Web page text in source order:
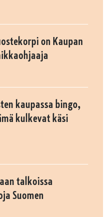
on Kaupan
kaupassa bingo,
kulkevat käsi
talkoissa
Suomen